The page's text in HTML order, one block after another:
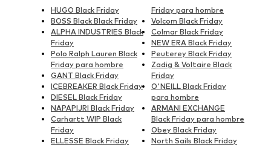
HUGO Black Friday
BOSS Black Black Friday
ALPHA INDUSTRIES Black
Friday
Polo Ralph Lauren Black
Friday para hombre
GANT Black Friday
ICEBREAKER Black Friday
DIESEL Black Friday
NAPAPIJRI Black Friday
Carhartt WIP Black
Friday
ELLESSE Black Friday
Friday para hombre
Volcom Black Friday
Colmar Black Friday
NEW ERA Black Friday
Peuterey Black Friday
Zadig & Voltaire Black
Friday
O'NEILL Black Friday
para hombre
ARMANI EXCHANGE
Black Friday para hombre
Obey Black Friday
North Sails Black Friday